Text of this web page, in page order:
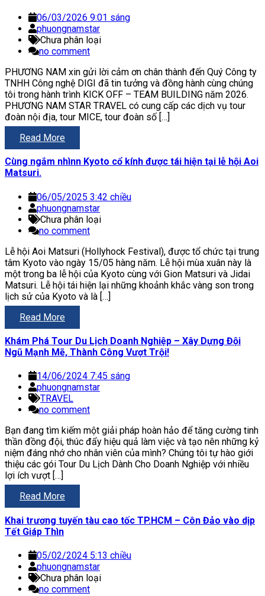
06/03/2026 9:01 sáng
phuongnamstar
Chưa phân loại
no comment
PHƯƠNG NAM xin gửi lời cảm ơn chân thành đến Quý Công ty
TNHH Công nghệ DIGI đã tin tưởng và đồng hành cùng chúng
tôi trong hành trình KICK OFF – TEAM BUILDING năm 2026.
PHƯƠNG NAM STAR TRAVEL có cung cấp các dịch vụ tour
đoàn nội địa, tour MICE, tour đoàn số […]
Read More
Cùng ngắm nhìnn Kyoto cổ kính được tái hiện tại lễ hội Aoi
Matsuri.
06/05/2025 3:42 chiều
phuongnamstar
Chưa phân loại
no comment
Lễ hội Aoi Matsuri (Hollyhock Festival), được tổ chức tại trung
tâm Kyoto vào ngày 15/05 hàng năm. Lễ hội mùa xuân này là
một trong ba lễ hội của Kyoto cùng với Gion Matsuri và Jidai
Matsuri. Lễ hội tái hiện lại những khoảnh khắc vàng son trong
lịch sử của Kyoto và là […]
Read More
Khám Phá Tour Du Lịch Doanh Nghiệp – Xây Dựng Đội
Ngũ Mạnh Mẽ, Thành Công Vượt Trội!
14/06/2024 7:45 sáng
phuongnamstar
TRAVEL
no comment
Bạn đang tìm kiếm một giải pháp hoàn hảo để tăng cường tinh
thần đồng đội, thúc đẩy hiệu quả làm việc và tạo nên những kỷ
niệm đáng nhớ cho nhân viên của mình? Chúng tôi tự hào giới
thiệu các gói Tour Du Lịch Dành Cho Doanh Nghiệp với nhiều
lợi ích vượt […]
Read More
Khai trương tuyến tàu cao tốc TP.HCM – Côn Đảo vào dịp
Tết Giáp Thìn
05/02/2024 5:13 chiều
phuongnamstar
Chưa phân loại
no comment